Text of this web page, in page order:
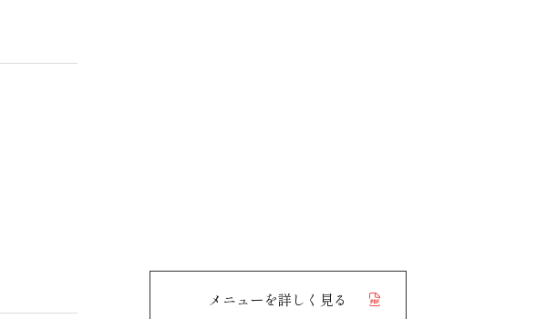
メニューを詳しく見る